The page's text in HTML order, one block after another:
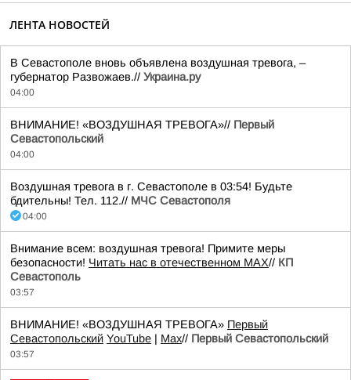
ЛЕНТА НОВОСТЕЙ
В Севастополе вновь объявлена воздушная тревога, –
губернатор Развожаев.// Украина.ру
04:00
ВНИМАНИЕ! «ВОЗДУШНАЯ ТРЕВОГА»// Первый
Севастопольский
04:00
Воздушная тревога в г. Севастополе в 03:54! Будьте
бдительны! Тел. 112.// МЧС Севастополя
04:00
Внимание всем: воздушная тревога! Примите меры
безопасности! Читать нас в отечественном MAX// КП
Севастополь
03:57
ВНИМАНИЕ! «ВОЗДУШНАЯ ТРЕВОГА» Первый
Севастопольский YouTube | Max// Первый Севастопольский
03:57